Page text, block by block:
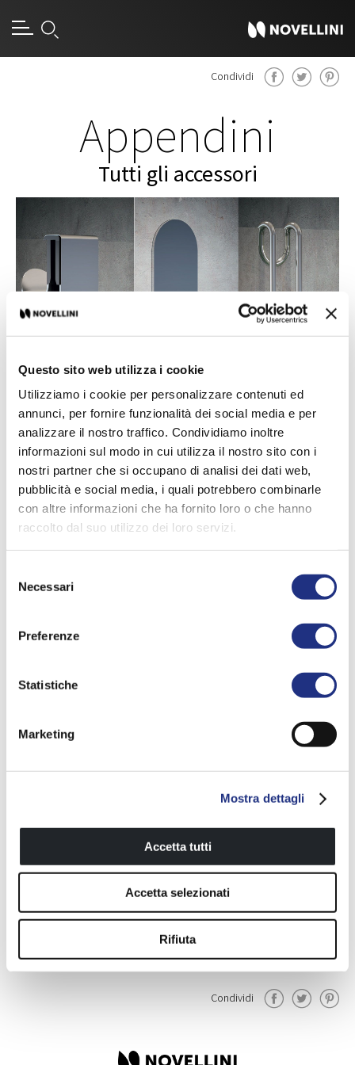
Questo sito web utilizza i cookie
Utilizziamo i cookie per personalizzare contenuti ed
annunci, per fornire funzionalità dei social media e per
analizzare il nostro traffico. Condividiamo inoltre
informazioni sul modo in cui utilizza il nostro sito con i
nostri partner che si occupano di analisi dei dati web,
pubblicità e social media, i quali potrebbero combinarle
con altre informazioni che ha fornito loro o che hanno
raccolto dal suo utilizzo dei loro servizi.
delNecessari
Preferenze
Statistiche
Marketing
Mostra dettagli
Accetta tutti
Accetta selezionati
Rifiuta
Condividi
Appendini
Tutti gli accessori
Appendino Appendino
Il perfetto complemento per
tutti i nostri prodotti bagno
Condividi